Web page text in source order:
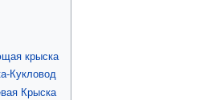
крыска
Кукловод
Крыска